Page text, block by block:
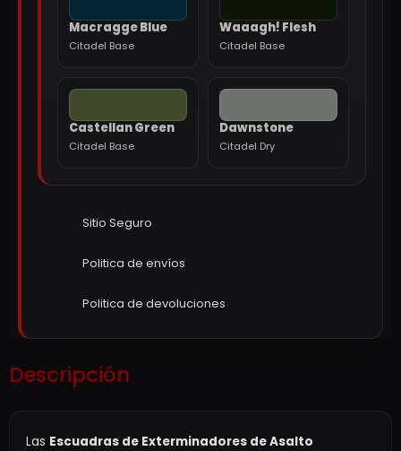
Macragge Blue
Citadel Base
Waaagh! Flesh
Citadel Base
Castellan Green
Citadel Base
Dawnstone
Citadel Dry
Sitio Seguro
Politica de envíos
Politica de devoluciones
Descripción
Las Escuadras de Exterminadores de Asalto